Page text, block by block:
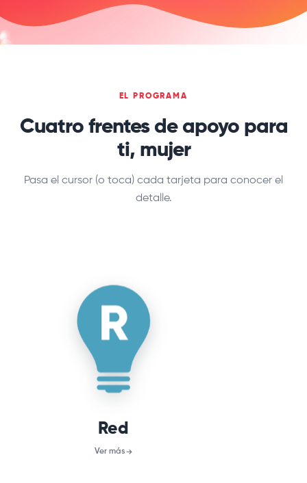
EL PROGRAMA
Cuatro frentes de apoyo para
ti, mujer
Pasa el cursor (o toca) cada tarjeta para conocer el
detalle.
Red
Ver más
Conexión con otras mujeres,
directorio y grupo de Facebook,
apoyo emocional, derechos de
la mujer, entre otros beneficios.